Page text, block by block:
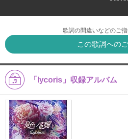
歌詞の間違いなどのご
この歌詞への
「lycoris」収録アルバム